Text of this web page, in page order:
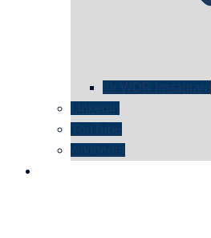
für WDR Instagram
LinkedIn
YouTube
wikipedia